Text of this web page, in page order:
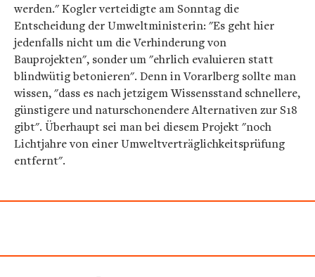
werden." Kogler verteidigte am Sonntag die
Entscheidung der Umweltministerin: "Es geht hier
jedenfalls nicht um die Verhinderung von
Bauprojekten", sonder um "ehrlich evaluieren statt
blindwütig betonieren". Denn in Vorarlberg sollte man
wissen, "dass es nach jetzigem Wissensstand schnellere,
günstigere und naturschonendere Alternativen zur S18
gibt". Überhaupt sei man bei diesem Projekt "noch
Lichtjahre von einer Umweltverträglichkeitsprüfung
entfernt".